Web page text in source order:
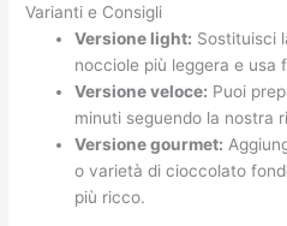
Varianti e Consigli
Versione light: Sostituisci
nocciole più leggera e usa
Versione veloce: Puoi
minuti seguendo la nostra
Versione gourmet:
o varietà di cioccolato
più ricco.